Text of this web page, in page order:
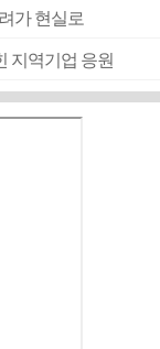
가 현실로
지역기업 응원